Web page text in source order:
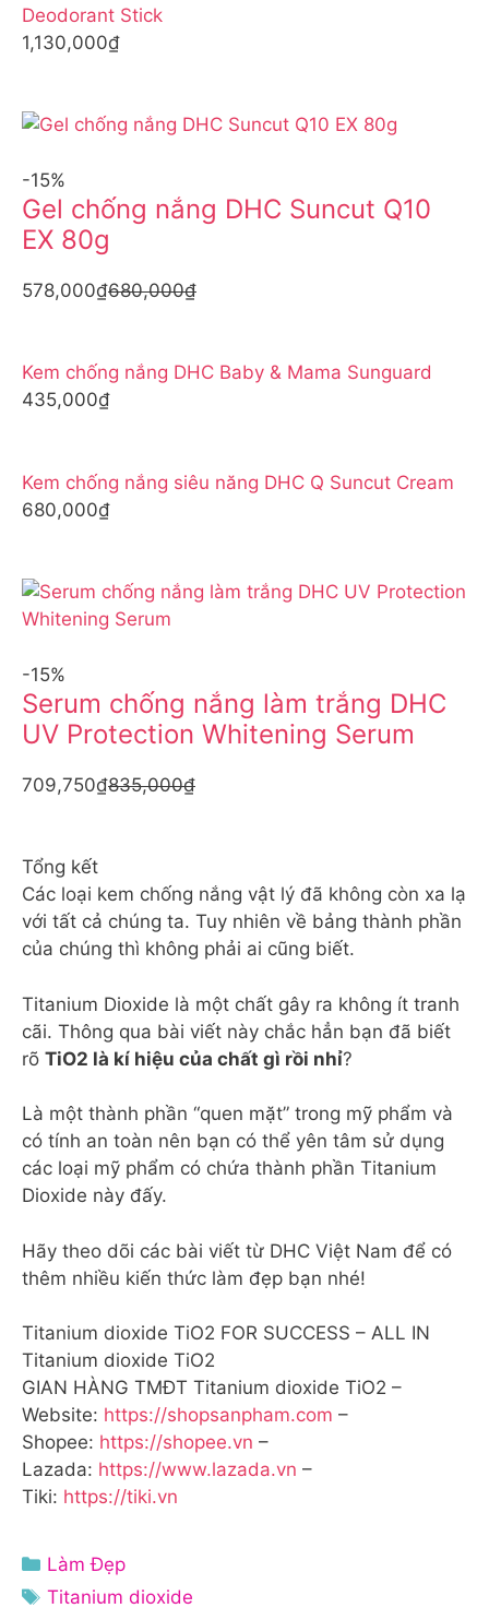
Deodorant Stick
1,130,000₫
-15%
Gel chống nắng DHC Suncut Q10
EX 80g
578,000₫680,000₫
Kem chống nắng DHC Baby & Mama Sunguard
435,000₫
Kem chống nắng siêu năng DHC Q Suncut Cream
680,000₫
-15%
Serum chống nắng làm trắng DHC
UV Protection Whitening Serum
709,750₫835,000₫
Tổng kết
Các loại kem chống nắng vật lý đã không còn xa lạ
với tất cả chúng ta. Tuy nhiên về bảng thành phần
của chúng thì không phải ai cũng biết.
Titanium Dioxide là một chất gây ra không ít tranh
cãi. Thông qua bài viết này chắc hẳn bạn đã biết
rõ TiO2 là kí hiệu của chất gì rồi nhỉ?
Là một thành phần “quen mặt” trong mỹ phẩm và
có tính an toàn nên bạn có thể yên tâm sử dụng
các loại mỹ phẩm có chứa thành phần Titanium
Dioxide này đấy.
Hãy theo dõi các bài viết từ DHC Việt Nam để có
thêm nhiều kiến thức làm đẹp bạn nhé!
Titanium dioxide TiO2 FOR SUCCESS – ALL IN
Titanium dioxide TiO2
GIAN HÀNG TMĐT Titanium dioxide TiO2 –
Website: https://shopsanpham.com –
Shopee: https://shopee.vn –
Lazada: https://www.lazada.vn –
Tiki: https://tiki.vn
Danh
mục
Làm Đẹp
Thẻ
Titanium dioxide